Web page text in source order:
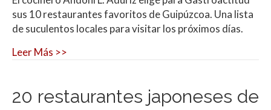
sus 10 restaurantes favoritos de Guipúzcoa. Una lista
de suculentos locales para visitar los próximos días.
Leer Más >>
20 restaurantes japoneses de